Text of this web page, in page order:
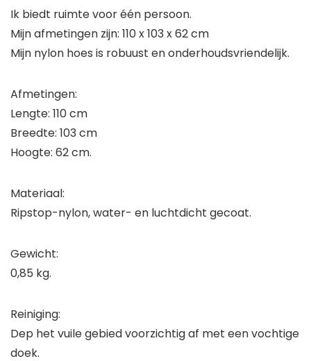
Ik biedt ruimte voor één persoon.
Mijn afmetingen zijn: 110 x 103 x 62 cm
Mijn nylon hoes is robuust en onderhoudsvriendelijk.
Afmetingen:
Lengte: 110 cm
Breedte: 103 cm
Hoogte: 62 cm.
Materiaal:
Ripstop-nylon, water- en luchtdicht gecoat.
Gewicht:
0,85 kg.
Reiniging:
Dep het vuile gebied voorzichtig af met een vochtige
doek.